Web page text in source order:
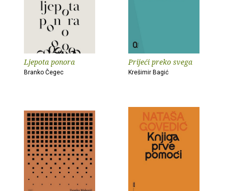
Ljepota ponora
Branko Čegec
Prijeći preko svega
Krešimir Bagić